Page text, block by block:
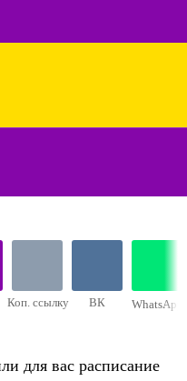
Коп. ссылку ВК WhatsApp
для вас расписание